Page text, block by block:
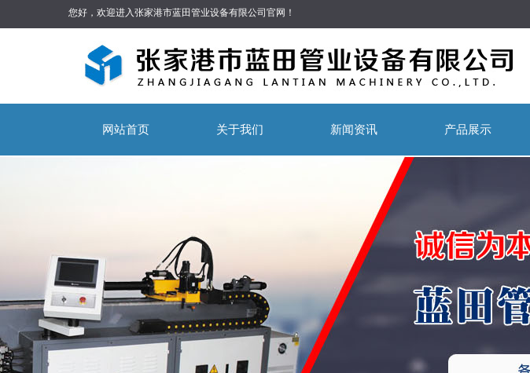
您好，欢迎进入张家港市蓝田管业设备有限公司官网！
网站首页 关于我们 新闻资讯 产品展示